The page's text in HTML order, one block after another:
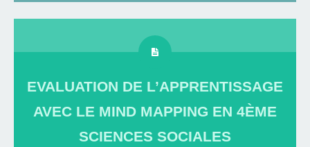
EVALUATION DE L’APPRENTISSAGE
AVEC LE MIND MAPPING EN 4ÈME
SCIENCES SOCIALES